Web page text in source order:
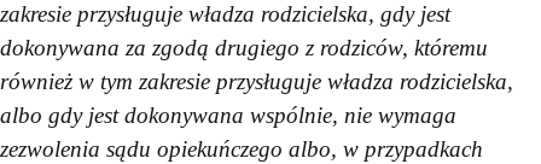
zakresie przysługuje władza rodzicielska, gdy jest
dokonywana za zgodą drugiego z rodziców, któremu
również w tym zakresie przysługuje władza rodzicielska,
albo gdy jest dokonywana wspólnie, nie wymaga
zezwolenia sądu opiekuńczego albo, w przypadkach